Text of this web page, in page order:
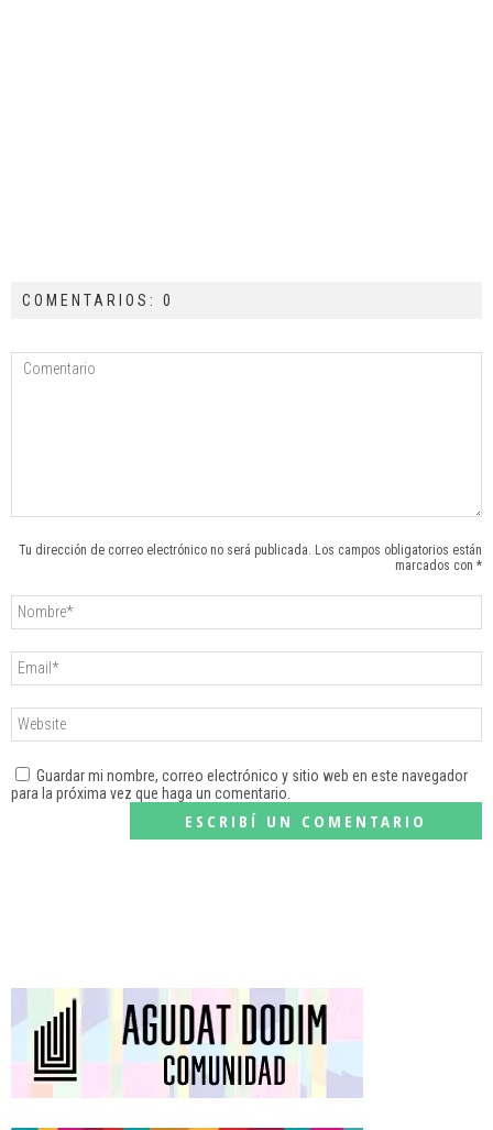
COMENTARIOS: 0
Tu dirección de correo electrónico no será publicada. Los campos obligatorios están
marcados con *
Guardar mi nombre, correo electrónico y sitio web en este navegador
para la próxima vez que haga un comentario.